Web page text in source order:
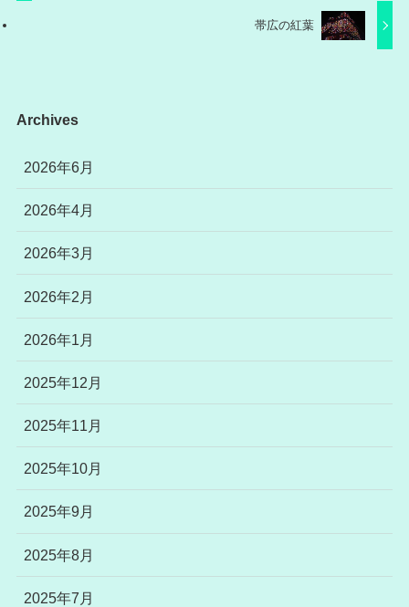
帯広の紅葉
Archives
2026年6月
2026年4月
2026年3月
2026年2月
2026年1月
2025年12月
2025年11月
2025年10月
2025年9月
2025年8月
2025年7月